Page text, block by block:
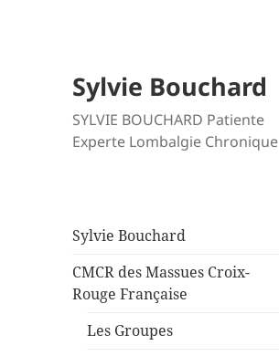
Sylvie Bouchard
SYLVIE BOUCHARD Patiente
Experte Lombalgie Chronique
Sylvie Bouchard
CMCR des Massues Croix-
Rouge Française
Les Groupes